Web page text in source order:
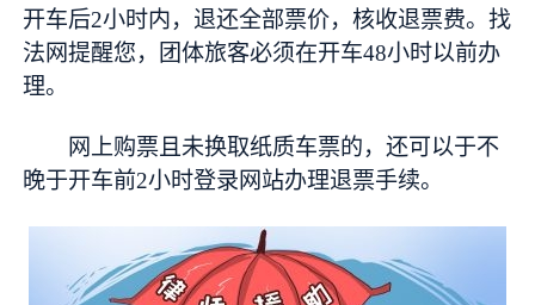
开车后2小时内，退还全部票价，核收退票费。找
法网提醒您，团体旅客必须在开车48小时以前办
理。
网上购票且未换取纸质车票的，还可以于不
晚于开车前2小时登录网站办理退票手续。